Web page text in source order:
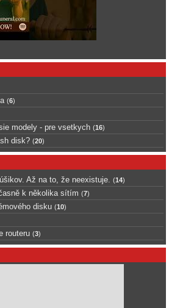
(6)
modely - pre vsetkych (16)
disk? (20)
Až na to, že neexistuje. (14)
k několika sítím (7)
disku (10)
routeru (3)